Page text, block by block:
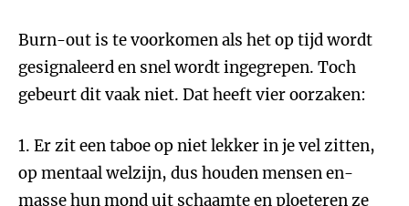
Burn-out is te voorkomen als het op tijd wordt
gesignaleerd en snel wordt ingegrepen. Toch
gebeurt dit vaak niet. Dat heeft vier oorzaken:
1. Er zit een taboe op niet lekker in je vel zitten,
op mentaal welzijn, dus houden mensen en-
masse hun mond uit schaamte en ploeteren ze